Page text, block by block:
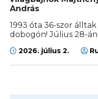
András
1993 óta 36-szor
dobogón! Július 28-
2026. július 2.